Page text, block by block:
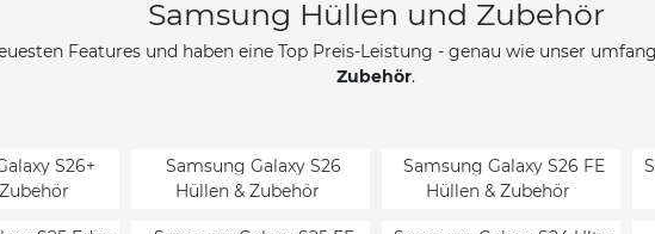
Samsung Hüllen und Zubehör
Features und haben eine Top Preis-Leistung - genau wie unser
Zubehör.
S26+
Samsung Galaxy S26
Hüllen & Zubehör
Samsung Galaxy S26 FE
Hüllen & Zubehör